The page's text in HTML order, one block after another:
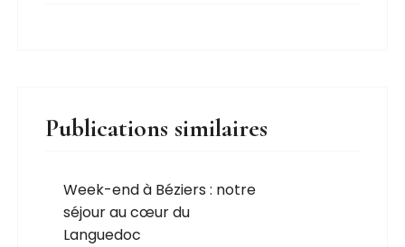
Publications similaires
Week-end à Béziers : notre
séjour au cœur du
Languedoc